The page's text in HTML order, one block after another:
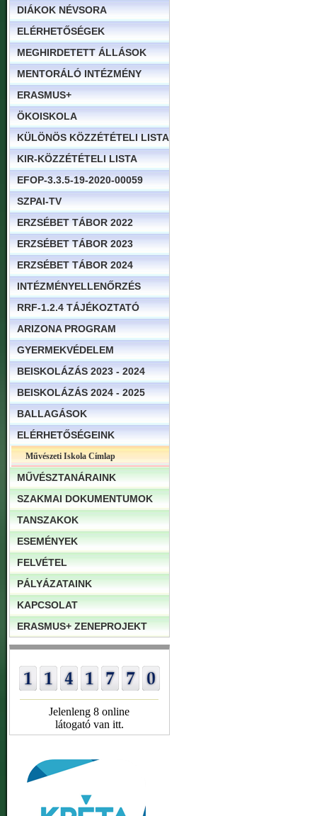
DIÁKOK NÉVSORA
ELÉRHETŐSÉGEK
MEGHIRDETETT ÁLLÁSOK
MENTORÁLÓ INTÉZMÉNY
ERASMUS+
ÖKOISKOLA
KÜLÖNÖS KÖZZÉTÉTELI LISTA
KIR-KÖZZÉTÉTELI LISTA
EFOP-3.3.5-19-2020-00059
SZPAI-TV
ERZSÉBET TÁBOR 2022
ERZSÉBET TÁBOR 2023
ERZSÉBET TÁBOR 2024
INTÉZMÉNYELLENŐRZÉS
RRF-1.2.4 TÁJÉKOZTATÓ
ARIZONA PROGRAM
GYERMEKVÉDELEM
BEISKOLÁZÁS 2023 - 2024
BEISKOLÁZÁS 2024 - 2025
BALLAGÁSOK
ELÉRHETŐSÉGEINK
Művészeti Iskola Címlap
MŰVÉSZTANÁRAINK
SZAKMAI DOKUMENTUMOK
TANSZAKOK
ESEMÉNYEK
FELVÉTEL
PÁLYÁZATAINK
KAPCSOLAT
ERASMUS+ ZENEPROJEKT
Jelenleng 8 online
látogató van itt.